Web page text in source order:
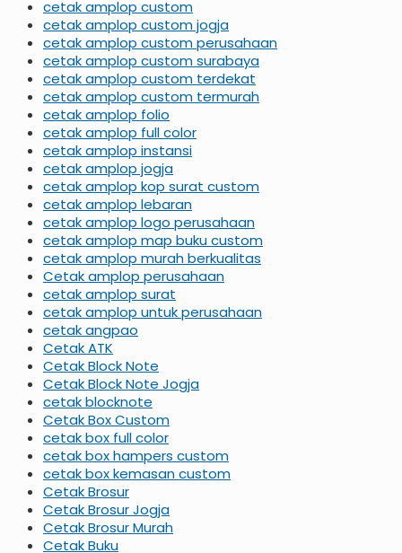
cetak amplop custom
cetak amplop custom jogja
cetak amplop custom perusahaan
cetak amplop custom surabaya
cetak amplop custom terdekat
cetak amplop custom termurah
cetak amplop folio
cetak amplop full color
cetak amplop instansi
cetak amplop jogja
cetak amplop kop surat custom
cetak amplop lebaran
cetak amplop logo perusahaan
cetak amplop map buku custom
cetak amplop murah berkualitas
Cetak amplop perusahaan
cetak amplop surat
cetak amplop untuk perusahaan
cetak angpao
Cetak ATK
Cetak Block Note
Cetak Block Note Jogja
cetak blocknote
Cetak Box Custom
cetak box full color
cetak box hampers custom
cetak box kemasan custom
Cetak Brosur
Cetak Brosur Jogja
Cetak Brosur Murah
Cetak Buku